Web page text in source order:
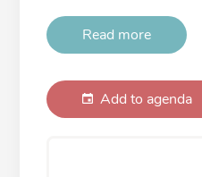
Read more
Add to agenda